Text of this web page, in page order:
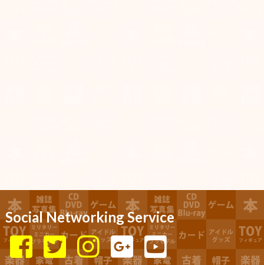
Social Networking Service